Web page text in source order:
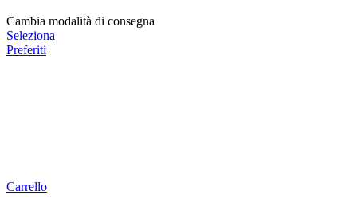
Cambia modalità di consegna
Seleziona
Preferiti
Carrello